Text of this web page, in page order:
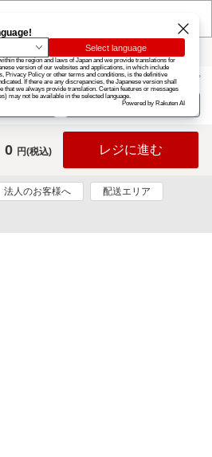
楽天グループ カード
お知らせ ヘルプ
ログイン
0 円(税込) レジに進む
法人のお客様へ 配送エリア